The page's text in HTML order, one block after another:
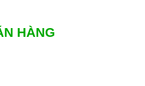
HÀNG